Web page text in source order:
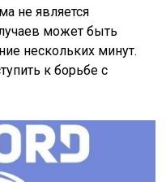
не является
может быть
нескольких минут.
к борьбе с